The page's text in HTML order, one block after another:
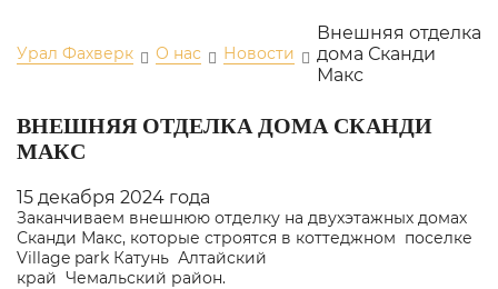
Урал Фахверк О нас Новости
Внешняя отделка
дома Сканди
Макс
ВНЕШНЯЯ ОТДЕЛКА ДОМА СКАНДИ
МАКС
15 декабря 2024 года
Заканчиваем внешнюю отделку на двухэтажных домах
Сканди Макс, которые строятся в коттеджном поселке
Village park Катунь Алтайский
край Чемальский район.